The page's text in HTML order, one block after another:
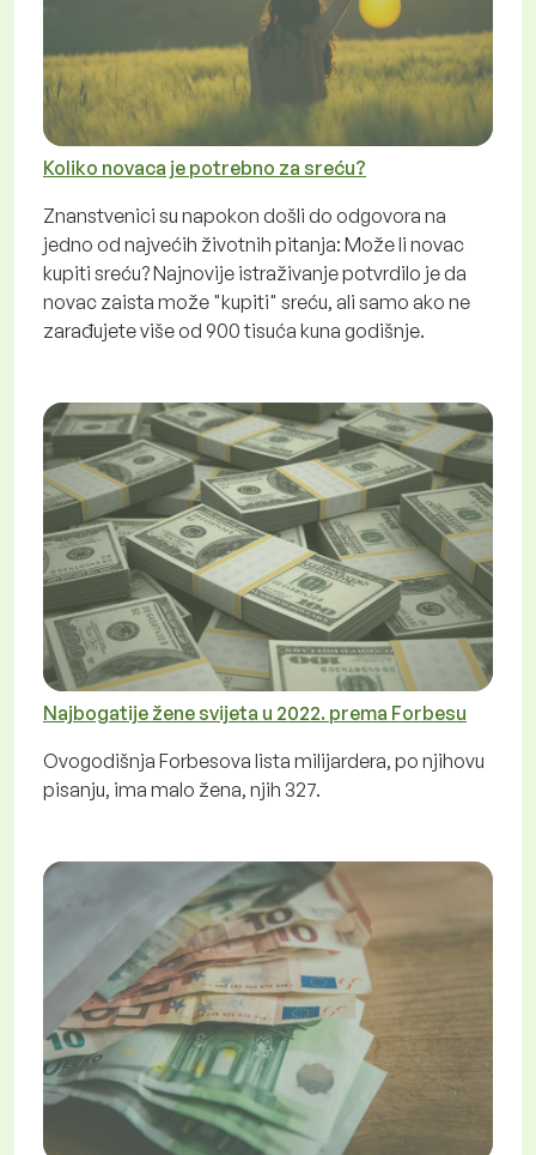
Koliko novaca je potrebno za sreću?
Znanstvenici su napokon došli do odgovora na
jedno od najvećih životnih pitanja: Može li novac
kupiti sreću? Najnovije istraživanje potvrdilo je da
novac zaista može "kupiti" sreću, ali samo ako ne
zarađujete više od 900 tisuća kuna godišnje.
Najbogatije žene svijeta u 2022. prema Forbesu
Ovogodišnja Forbesova lista milijardera, po njihovu
pisanju, ima malo žena, njih 327.